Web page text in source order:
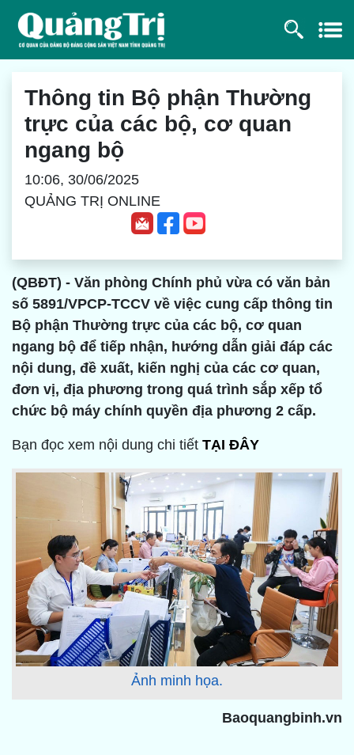
Thông tin Bộ phận Thường
trực của các bộ, cơ quan
ngang bộ
10:06, 30/06/2025
QUẢNG TRỊ ONLINE
(QBĐT) - Văn phòng Chính phủ vừa có văn bản
số 5891/VPCP-TCCV về việc cung cấp thông tin
Bộ phận Thường trực của các bộ, cơ quan
ngang bộ để tiếp nhận, hướng dẫn giải đáp các
nội dung, đề xuất, kiến nghị của các cơ quan,
đơn vị, địa phương trong quá trình sắp xếp tổ
chức bộ máy chính quyền địa phương 2 cấp.
Bạn đọc xem nội dung chi tiết TẠI ĐÂY
Ảnh minh họa.
Baoquangbinh.vn